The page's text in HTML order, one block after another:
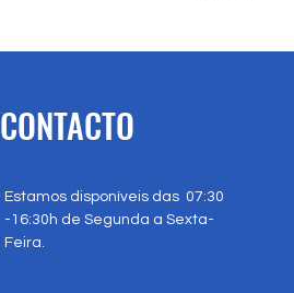
CONTACTO
Estamos disponíveis das 07:30
-16:30h de Segunda a Sexta-
Feira.